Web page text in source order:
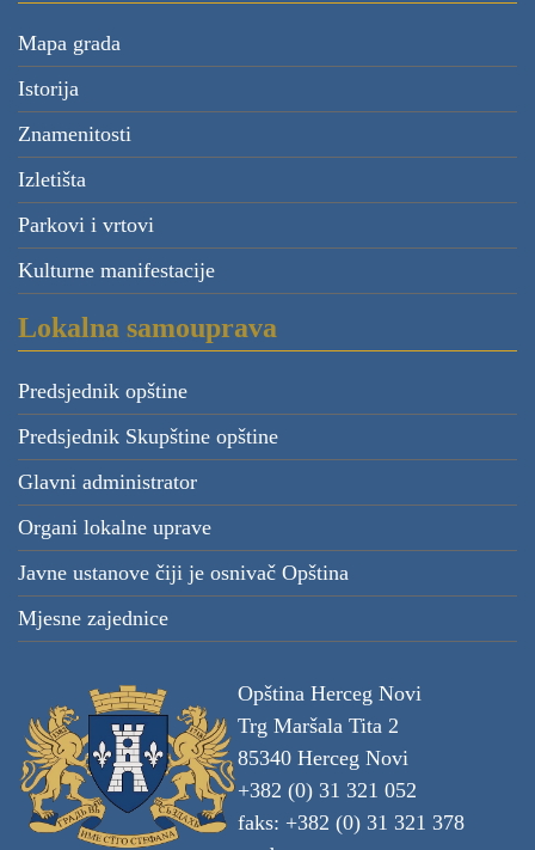
Mapa grada
Istorija
Znamenitosti
Izletišta
Parkovi i vrtovi
Kulturne manifestacije
Lokalna samouprava
Predsjednik opštine
Predsjednik Skupštine opštine
Glavni administrator
Organi lokalne uprave
Javne ustanove čiji je osnivač Opština
Mjesne zajednice
Opština Herceg Novi
Trg Maršala Tita 2
85340 Herceg Novi
+382 (0) 31 321 052
faks: +382 (0) 31 321 378